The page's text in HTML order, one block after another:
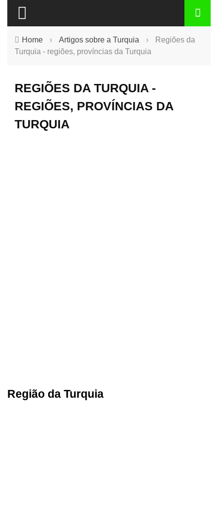
Home › Artigos sobre a Turquia ›
Regiões da
Turquia - regiões, províncias da Turquia
REGIÕES DA TURQUIA -
REGIÕES, PROVÍNCIAS DA
TURQUIA
Região da Turquia